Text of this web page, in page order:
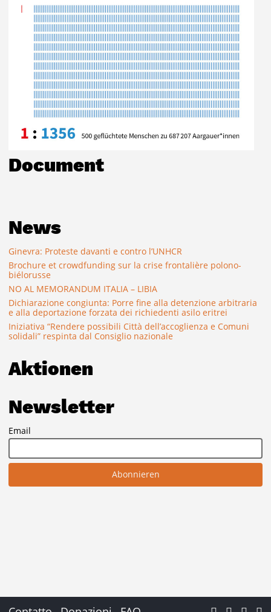
Document
News
Ginevra: Proteste davanti e contro l’UNHCR
Brochure et crowdfunding sur la crise frontalière polono-
biélorusse
NO AL MEMORANDUM ITALIA – LIBIA
Dichiarazione congiunta: Porre fine alla detenzione arbitraria
e alla deportazione forzata dei richiedenti asilo eritrei
Iniziativa “Rendere possibili Città dell’accoglienza e Comuni
solidali” respinta dal Consiglio nazionale
Aktionen
Newsletter
Email